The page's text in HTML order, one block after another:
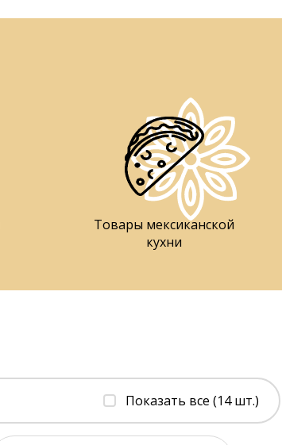
Товары мексиканской
кухни
Показать все (14 шт.)